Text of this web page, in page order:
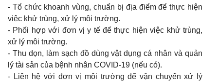
- Tổ chức khoanhvùng, chuẩn bị địa điểm để thực hiện
việc khử trùng, xử lý môi trường.
- Phối hợp với đơn vịy tế để thực hiện việc khử trùng,
xử lý môi trường.
- Thu dọn, làm sạch đồ dùng vật dụng cá nhân và quản
lý tài sản của bệnh nhân COVID-19 (nếu có).
- Liên hệ với đơn vị môi trường để vận chuyển xử lý